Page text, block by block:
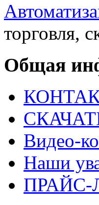
торговля,
Общая
Видео-
Наши
ПРАЙС-